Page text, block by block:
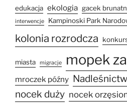
edukacja ekologia gacek
interwencje Kampinoski Park
kolonia rozrodcza
miasta migracje mopek
mroczek późny
nocek duży nocek